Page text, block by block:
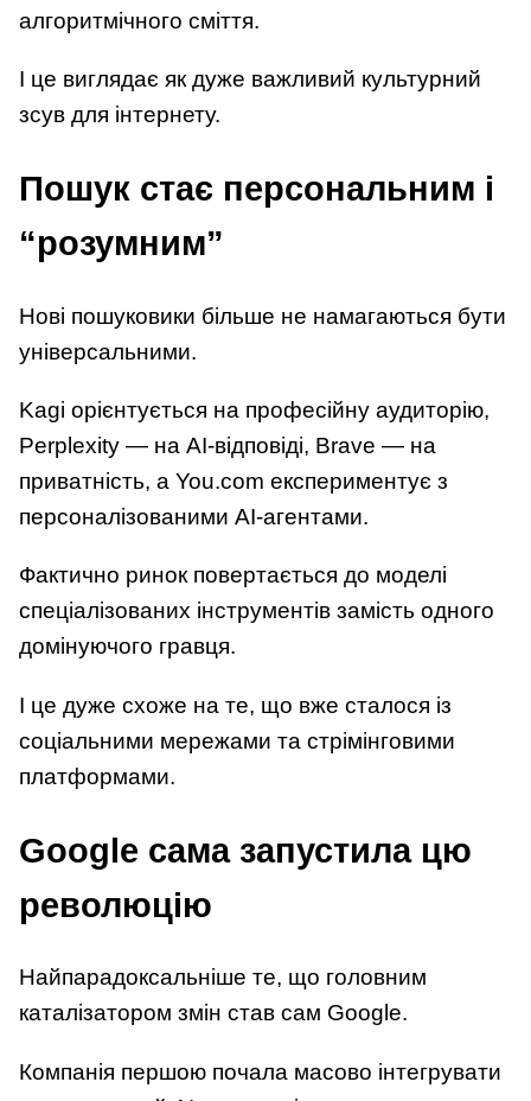
алгоритмічного сміття.
І це виглядає як дуже важливий культурний
зсув для інтернету.
Пошук стає персональним і
“розумним”
Нові пошуковики більше не намагаються бути
універсальними.
Kagi орієнтується на професійну аудиторію,
Perplexity — на AI-відповіді, Brave — на
приватність, а You.com експериментує з
персоналізованими AI-агентами.
Фактично ринок повертається до моделі
спеціалізованих інструментів замість одного
домінуючого гравця.
І це дуже схоже на те, що вже сталося із
соціальними мережами та стрімінговими
платформами.
Google сама запустила цю
революцію
Найпарадоксальніше те, що головним
каталізатором змін став сам Google.
Компанія першою почала масово інтегрувати